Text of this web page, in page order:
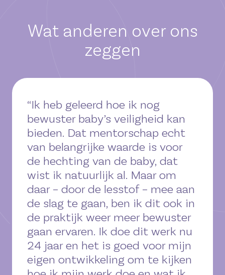
Wat anderen over ons
zeggen
“Ik heb geleerd hoe ik nog
bewuster baby’s veiligheid kan
bieden. Dat mentorschap echt
van belangrijke waarde is voor
de hechting van de baby, dat
wist ik natuurlijk al. Maar om
daar – door de lesstof – mee aan
de slag te gaan, ben ik dit ook in
de praktijk weer meer bewuster
gaan ervaren. Ik doe dit werk nu
24 jaar en het is goed voor mijn
eigen ontwikkeling om te kijken